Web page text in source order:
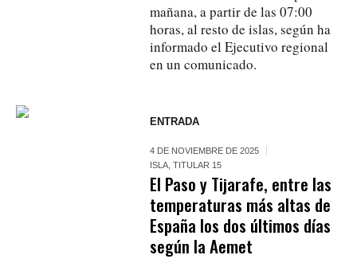
mañana, a partir de las 07:00
horas, al resto de islas, según ha
informado el Ejecutivo regional
en un comunicado.
ENTRADA
4 DE NOVIEMBRE DE 2025
ISLA ,TITULAR 15
El Paso y Tijarafe, entre las
temperaturas más altas de
España los dos últimos días
según la Aemet